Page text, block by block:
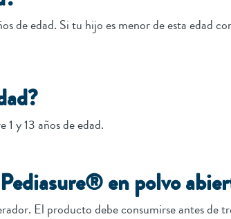
de edad. Si tu hijo es menor de esta edad
y 13 años de edad.
en polvo
El producto debe consumirse antes de